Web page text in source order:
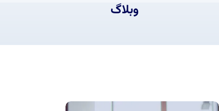
وبلاگ